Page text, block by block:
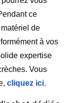
ce
de
à vos
expertise
Vous
cliquez ici.